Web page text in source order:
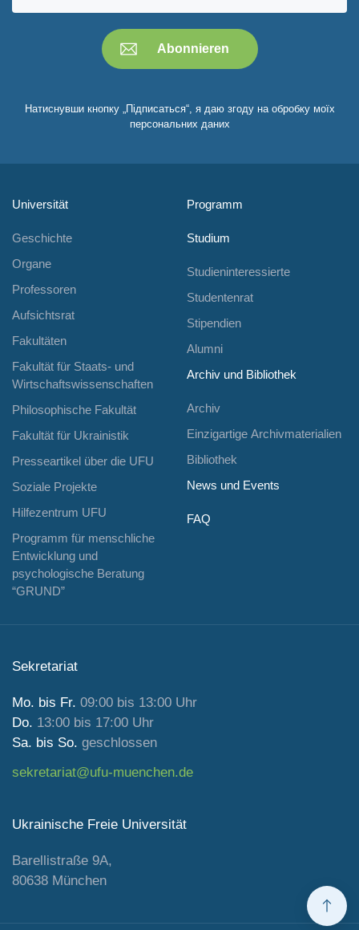
Натиснувши кнопку „Підписаться“, я даю згоду на обробку моїх
персональних даних
Universität
Geschichte
Organe
Professoren
Aufsichtsrat
Fakultäten
Fakultät für Staats- und
Wirtschaftswissenschaften
Philosophische Fakultät
Fakultät für Ukrainistik
Presseartikel über die UFU
Soziale Projekte
Hilfezentrum UFU
Programm für menschliche
Entwicklung und
psychologische Beratung
“GRUND”
Programm
Studium
Studieninteressierte
Studentenrat
Stipendien
Alumni
Archiv und Bibliothek
Archiv
Einzigartige Archivmaterialien
Bibliothek
News und Events
FAQ
Sekretariat
Mo. bis Fr. 09:00 bis 13:00 Uhr
Do. 13:00 bis 17:00 Uhr
Sa. bis So. geschlossen
sekretariat@ufu-muenchen.de
Ukrainische Freie Universität
Barellistraße 9A,
80638 München